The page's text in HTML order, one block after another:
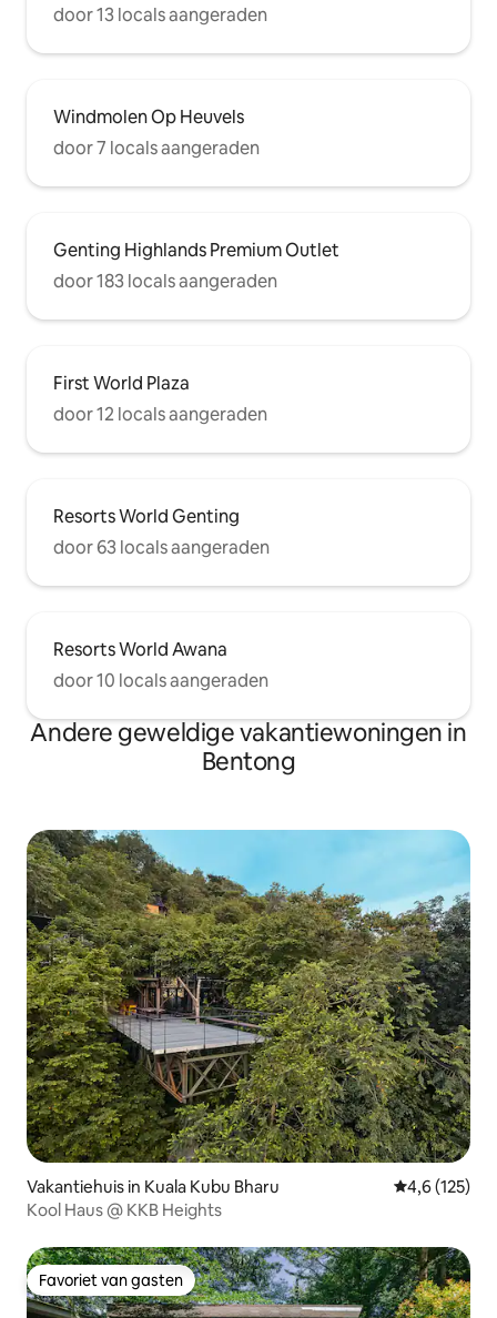
door 13 locals aangeraden
Windmolen Op Heuvels
door 7 locals aangeraden
Genting Highlands Premium Outlet
door 183 locals aangeraden
First World Plaza
door 12 locals aangeraden
Resorts World Genting
door 63 locals aangeraden
Resorts World Awana
door 10 locals aangeraden
Andere geweldige vakantiewoningen in
Bentong
Vakantiehuis in Kuala Kubu Bharu Gemiddelde
4,6 (125)
Kool Haus @ KKB Heights
Favoriet van gasten
Favoriet van gasten